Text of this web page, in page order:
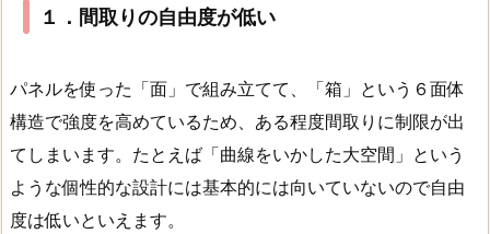
１．間取りの自由度が低い
パネルを使った「面」で組み立てて、「箱」という６面体
構造で強度を高めているため、ある程度間取りに制限が出
てしまいます。たとえば「曲線をいかした大空間」という
ような個性的な設計には基本的には向いていないので自由
度は低いといえます。